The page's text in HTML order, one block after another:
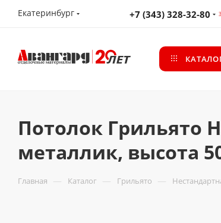
Екатеринбург +7 (343) 328-32-80
Потолок Грильято
металлик, высота
Главная — Каталог — Грильято —